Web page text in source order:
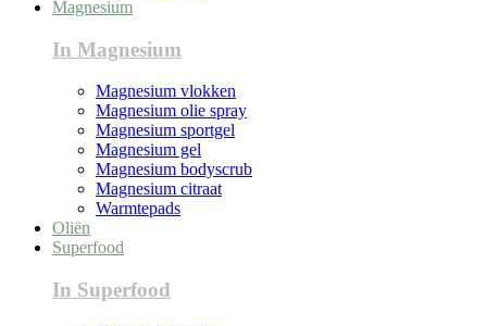
Magnesium
In Magnesium
Magnesium vlokken
Magnesium olie spray
Magnesium sportgel
Magnesium gel
Magnesium bodyscrub
Magnesium citraat
Warmtepads
Oliën
Superfood
In Superfood